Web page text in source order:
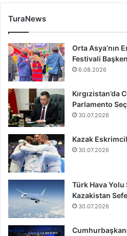
TuraNews
Orta Asya’nın
Festivali
6.08.2026
Kırgızistan’da
Parlamento
30.07.2026
Kazak
30.07.2026
Türk Hava
Kazakistan
30.07.2026